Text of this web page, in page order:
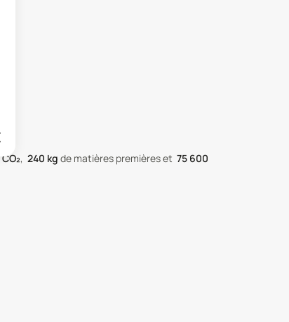
, 240 kg de matières premièreset 75 600